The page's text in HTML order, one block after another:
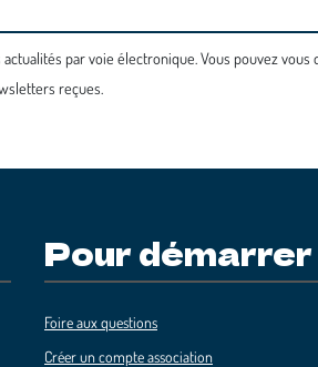
par voie électronique. Vous pouvez vous
reçues.
Pour démarrer
Foire aux questions
Créer un compte association